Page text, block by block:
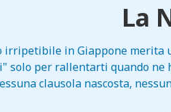
La
irripetibile in Giappone merita
solo per rallentarti quando ne
clausola nascosta,